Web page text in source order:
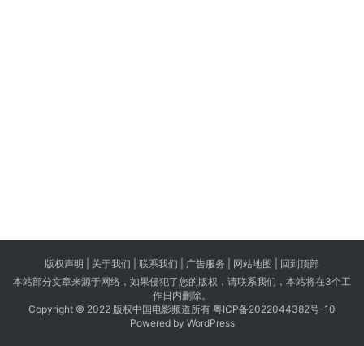
版权声明 | 关于我们 联系我们 | 广告服务 | 网站地图 | 回到顶部
本站部分文章来源于网络，如果侵犯了您的版权，请联系我们，本站将在3个工
作日内删除。
Copyright © 2022 版权中国电影频道所有 粤ICP备2022044382号-10
Powered by WordPress